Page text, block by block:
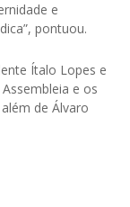
e
pontuou.
Ítalo Lopes e
e os
de Álvaro